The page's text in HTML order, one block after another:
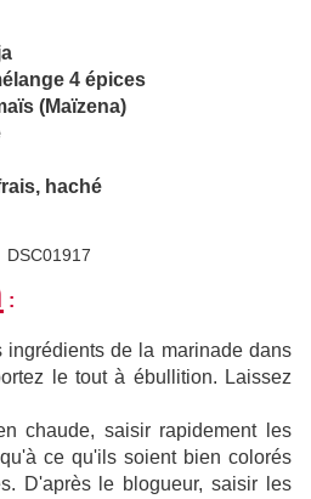
4 épices
(Maïzena)
haché
:
ingrédients de la marinade dans
le tout à ébullition. Laissez
chaude, saisir rapidement les
ce qu'ils soient bien colorés
D'après le blogueur, saisir les